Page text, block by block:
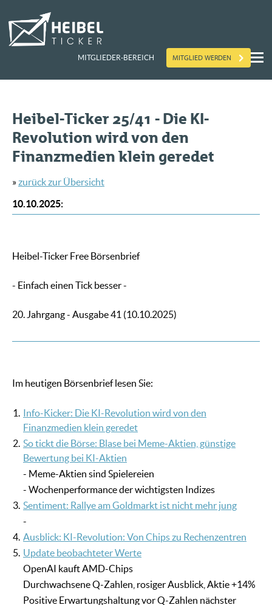
MITGLIEDER-BEREICH MITGLIED WERDEN
Heibel-Ticker 25/41 - Die KI-
Revolution wird von den
Finanzmedien klein geredet
»zurück zur Übersicht
10.10.2025:
Heibel-Ticker Free Börsenbrief
- Einfach einen Tick besser -
20. Jahrgang - Ausgabe 41 (10.10.2025)
Im heutigen Börsenbrief lesen Sie:
1. Info-Kicker: Die KI-Revolution wird von den
Finanzmedien klein geredet
2. So tickt die Börse: Blase bei Meme-Aktien, günstige
Bewertung bei KI-Aktien
- Meme-Aktien sind Spielereien
- Wochenperformance der wichtigsten Indizes
3. Sentiment: Rallye am Goldmarkt ist nicht mehr jung
-
4. Ausblick: KI-Revolution: Von Chips zu Rechenzentren
5. Update beobachteter Werte
OpenAI kauft AMD-Chips
Durchwachsene Q-Zahlen, rosiger Ausblick, Aktie +14%
Positive Erwartungshaltung vor Q-Zahlen nächster